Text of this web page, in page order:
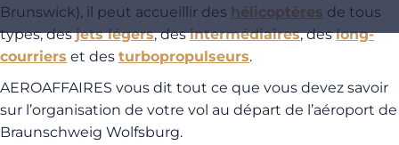
Brunswick), il peut accueillir des hélicoptères de tous
types, desjets légers, desintermédiaires, deslong-
courriers et des turbopropulseurs.
AEROAFFAIRES vous dit tout ce que vous devez savoir
sur l’organisation de votre vol au départ de l’aéroport de
Braunschweig Wolfsburg.